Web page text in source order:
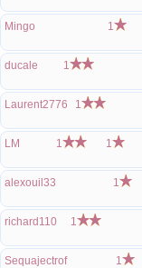
Mingo 1
ducale 1
Laurent2776 1
LM 1 1
alexouil33 1
richard110 1
Sequajectrof 1